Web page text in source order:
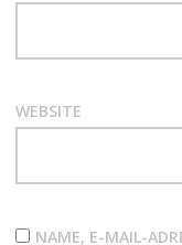
WEBSITE
NAME, E-MAIL-